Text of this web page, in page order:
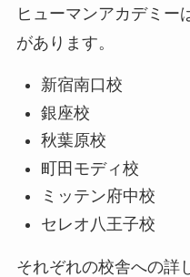
ヒューマンアカデミー
があります。
新宿南口校
銀座校
秋葉原校
町田モディ校
ミッテン府中校
セレオ八王子校
それぞれの校舎への詳